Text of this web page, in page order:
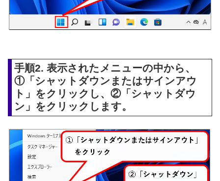
手順2. 表示されたメニューの中から、
①「シャットダウンまたはサインアウ
ト」をクリックし、②「シャットダウ
ン」をクリックします。